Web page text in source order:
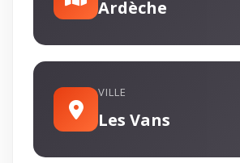
Ardèche
VILLE
Les Vans